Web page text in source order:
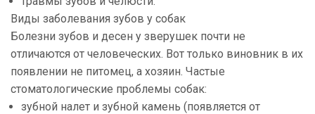
Виды заболевания зубов у собак
Болезни зубов и десен у зверушек почти не
отличаются от человеческих. Вот только виновник в их
появлении не питомец, а хозяин. Частые
стоматологические проблемы собак:
зубной налет и зубной камень (появляется от